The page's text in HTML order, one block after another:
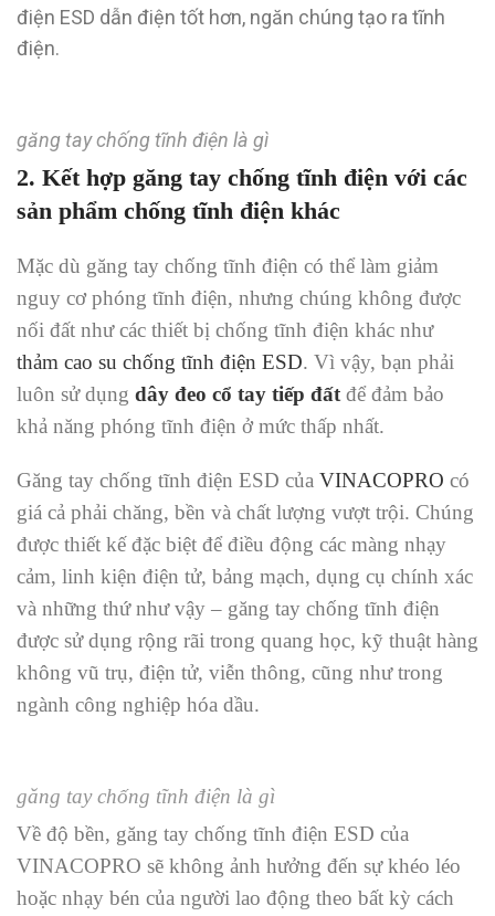
điện ESD dẫn điện tốt hơn, ngăn chúng tạo ra tĩnh
điện.
găng tay chống tĩnh điện là gì
2. Kết hợp găng tay chống tĩnh điện với các
sản phẩm chống tĩnh điện khác
Mặc dù găng tay chống tĩnh điện có thể làm giảm
nguy cơ phóng tĩnh điện, nhưng chúng không được
nối đất như các thiết bị chống tĩnh điện khác như
thảm cao su chống tĩnh điện ESD. Vì vậy, bạn phải
luôn sử dụng dây đeo cổ tay tiếp đất để đảm bảo
khả năng phóng tĩnh điện ở mức thấp nhất.
Găng tay chống tĩnh điện ESD của VINACOPRO có
giá cả phải chăng, bền và chất lượng vượt trội. Chúng
được thiết kế đặc biệt để điều động các màng nhạy
cảm, linh kiện điện tử, bảng mạch, dụng cụ chính xác
và những thứ như vậy – găng tay chống tĩnh điện
được sử dụng rộng rãi trong quang học, kỹ thuật hàng
không vũ trụ, điện tử, viễn thông, cũng như trong
ngành công nghiệp hóa dầu.
găng tay chống tĩnh điện là gì
Về độ bền, găng tay chống tĩnh điện ESD của
VINACOPRO sẽ không ảnh hưởng đến sự khéo léo
hoặc nhạy bén của người lao động theo bất kỳ cách